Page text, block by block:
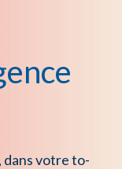
dans votre to-